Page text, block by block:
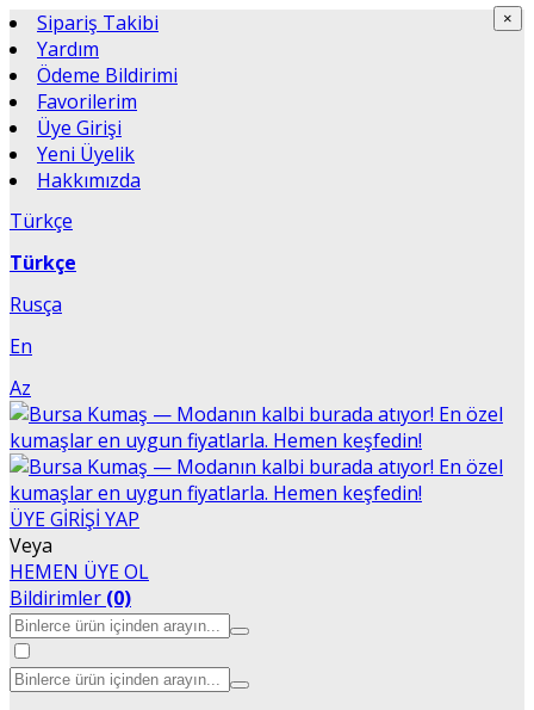
Sipariş Takibi
Yardım
Ödeme Bildirimi
Favorilerim
Üye Girişi
Yeni Üyelik
Hakkımızda
Türkçe
Türkçe
Rusça
En
Az
ÜYE GİRİŞİ YAP
Veya
HEMEN ÜYE OL
Bildirimler (0)
×
×